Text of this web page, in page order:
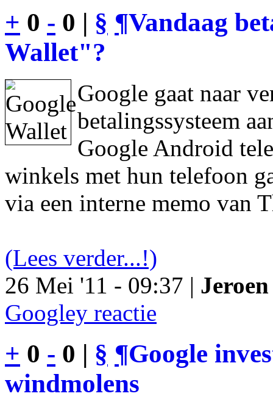
+ 0 - 0 | § ¶Vandaag
Wallet"?
Google gaat naar
betalingssysteem
Google Android
winkels met hun telefoon
via een interne memo van
(Lees verder...!)
26 Mei '11 - 09:37 |
Googley reactie
+ 0 - 0 | § ¶Google
windmolens